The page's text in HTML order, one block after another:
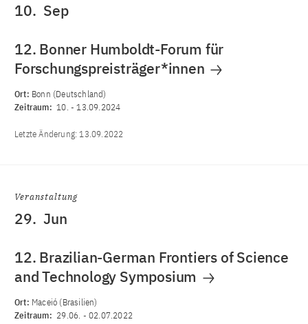
10. Sep
12. Bonner Humboldt-Forum für
Forschungspreisträger*innen
Ort: Bonn (Deutschland)
Zeitraum: 10. -13.09.2024
Letzte Änderung:13.09.2022
Veranstaltung
29. Jun
12. Brazilian-German Frontiers of Science
and Technology Symposium
Ort: Maceió (Brasilien)
Zeitraum: 29.06. -02.07.2022